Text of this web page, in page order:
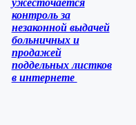
контроль за
незаконной выдачей
больничных и
продажей
поддельных листков
в интернете